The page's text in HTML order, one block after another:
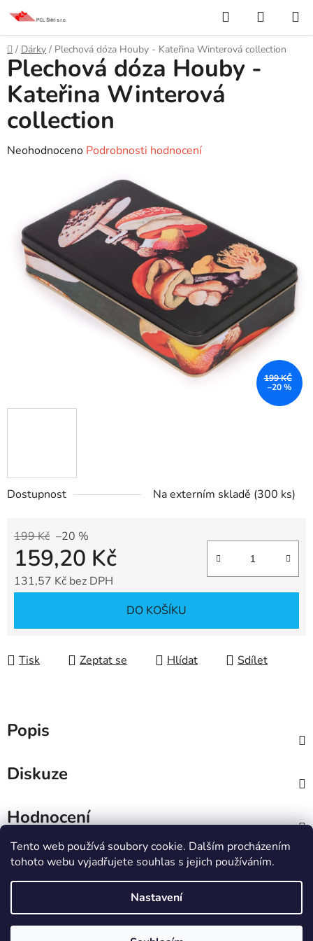
Tento web používá soubory cookie. Dalším procházením
tohoto webu vyjadřujete souhlas s jejich používáním.
Nastavení
Přejít
obsah
Hledat
KOŠÍK
Domů
/ Dárky / Plechová dóza Houby - Kateřina Winterová collection
Dostupnost Na externím skladě (300 ks)
199 Kč –20 %
159,20 Kč
131,57 Kč bez DPH
DO KOŠÍKU
Tisk Zeptat se Hlídat Sdílet
Plechová dóza Houby -
Kateřina Winterová
collection
Průměrné
0,0
hvězdiček.
Neohodnoceno Podrobnosti hodnocení
199 KČ
–20 %
Popis
Diskuze
Hodnocení
IT e-shop
Vytvořil Shoptet